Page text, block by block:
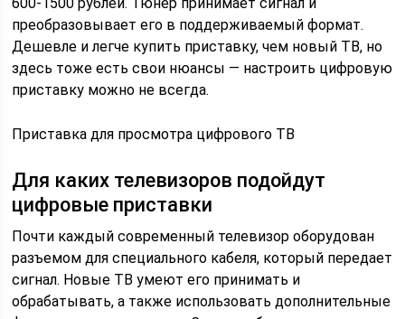
преобразовывает его в поддерживаемый формат.
Дешевле и легче купить приставку, чем новый ТВ, но
здесь тоже есть свои нюансы — настроить цифровую
приставку можно не всегда.
Приставка для просмотра цифрового ТВ
Для каких телевизоров подойдут
цифровые приставки
Почти каждый современный телевизор оборудован
разъемом для специального кабеля, который передает
сигнал. Новые ТВ умеют его принимать и
обрабатывать, а также использовать дополнительные